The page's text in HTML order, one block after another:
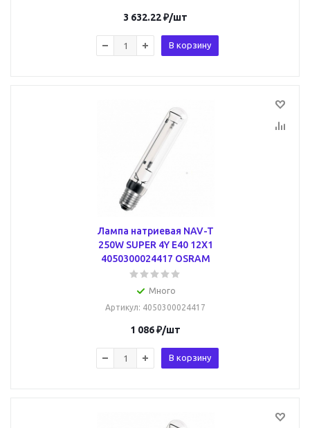
3 632.22₽/шт
В корзину
Лампа натриевая NAV-T
250W SUPER 4Y E40 12X1
4050300024417 OSRAM
Много
Артикул: 4050300024417
1 086₽/шт
В корзину